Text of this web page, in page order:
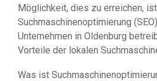
Möglichkeit, dies zu erreichen,
Suchmaschinenoptimierung
Unternehmen in Oldenburg
Vorteile der lokalen
Was ist